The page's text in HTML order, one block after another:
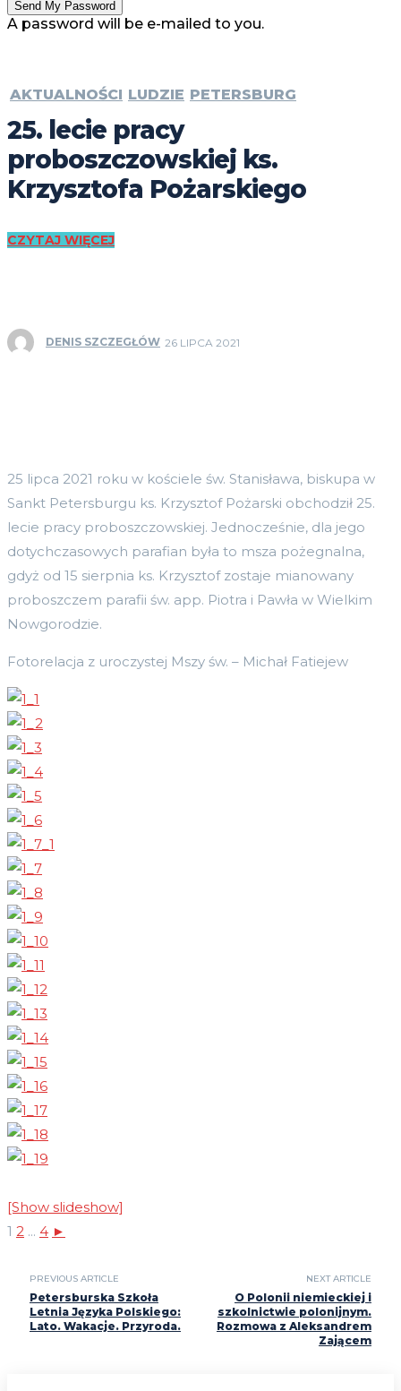
A password will be e-mailed to you.
AKTUALNOŚCI LUDZIE PETERSBURG
25. lecie pracy
proboszczowskiej ks.
Krzysztofa Pożarskiego
CZYTAJ WIĘCEJ
DENIS SZCZEGŁÓW 26 LIPCA 2021
25 lipca 2021 roku w kościele św. Stanisława, biskupa w
Sankt Petersburgu ks. Krzysztof Pożarski obchodził 25.
lecie pracy proboszczowskiej. Jednocześnie, dla jego
dotychczasowych parafian była to msza pożegnalna,
gdyż od 15 sierpnia ks. Krzysztof zostaje mianowany
proboszczem parafii św. app. Piotra i Pawła w Wielkim
Nowgorodzie.
Fotorelacja z uroczystej Mszy św. – Michał Fatiejew
[Show slideshow]
1 2 ... 4 ►
PREVIOUS ARTICLE
Petersburska Szkoła
Letnia Języka Polskiego:
Lato. Wakacje. Przyroda.
NEXT ARTICLE
O Polonii niemieckiej i
szkolnictwie polonijnym.
Rozmowa z Aleksandrem
Zającem